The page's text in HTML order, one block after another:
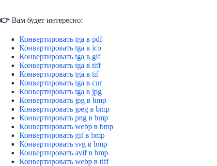
👉 Вам будет интересно:
Конвертировать tga в pdf
Конвертировать tga в ico
Конвертировать tga в gif
Конвертировать tga в tiff
Конвертировать tga в tif
Конвертировать tga в cur
Конвертировать tga в jpg
Конвертировать jpg в bmp
Конвертировать jpeg в bmp
Конвертировать png в bmp
Конвертировать webp в bmp
Конвертировать gif в bmp
Конвертировать svg в bmp
Конвертировать avif в bmp
Конвертировать webp в tiff